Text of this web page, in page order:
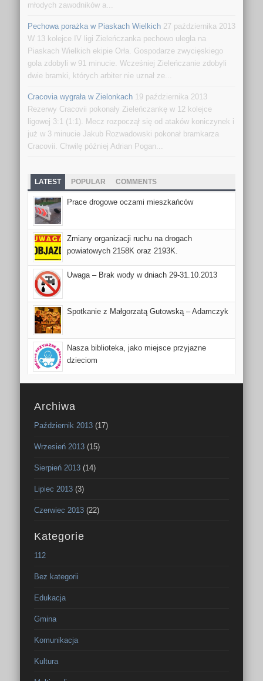
młodych zawodników a...
Pechowa porażka w Piaskach Wielkich 27 października 2013
W 13 kolejce IV ligi Zieleńczanka pechowo uległa na
Piaskach Wielkich ekipie Orła. Gospodarze zwycięskiego
gola zdobyli w 91 minucie. Wcześniej Zieleńczanie zdobyli
dwie bramki, których arbiter nie uznał ze...
Cracovia wygrała w Zielonkach 19 października 2013
Rezerwy Cracovii pokonały Zieleńczankę w 12 kolejce
ligowej 3:1 (1:1). Mecz rozpoczął się od ataków koniczynek i
już w 3 minucie Jakub Rozwadowski pokonał bramkarza
Cracovii. Chwilę później Adrian Pogan...
LATEST POPULAR COMMENTS
Prace drogowe oczami mieszkańców
Zmiany organizacji ruchu na drogach
powiatowych 2158K oraz 2193K.
Uwaga – Brak wody w dniach 29-31.10.2013
Spotkanie z Małgorzatą Gutowską – Adamczyk
Nasza biblioteka, jako miejsce przyjazne
dzieciom
Archiwa
Październik 2013 (17)
Wrzesień 2013 (15)
Sierpień 2013 (14)
Lipiec 2013 (3)
Czerwiec 2013 (22)
Kategorie
112
Bez kategorii
Edukacja
Gmina
Komunikacja
Kultura